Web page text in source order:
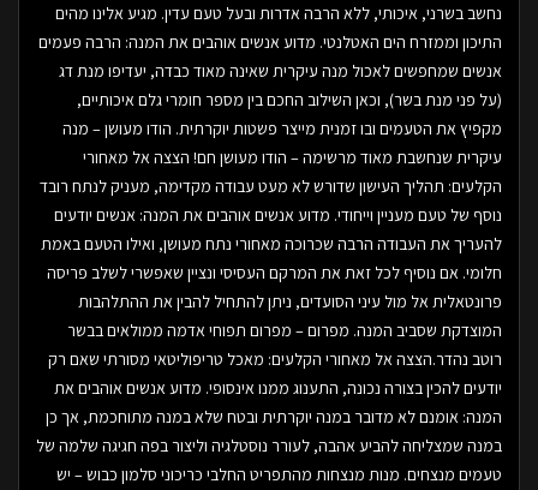
נחשב בשרני, איכותי, ללא הרבה אדרות ובעל טעם עדין. מגיע אלינו מהים
התיכון וממזרח הים האטלנטי. מדוע אנשים אוהבים את המנה: הרבה פעמים
אנשים שמחפשים לאכול מנה עיקרית שאינה מאוד כבדה, יעדיפו מנת דג
(על פני מנת בשר), וכאן השילוב החכם בין מספר חומרי גלם איכותיים,
מקפיץ את הטעמים ובו זמנית מייצר פשטות יוקרתית. הודו מעושן – מנה
עיקרית שנחשבת מאוד מרשימה – הודו מעושן חם! הצצה אל מאחורי
הקלעים: תהליך העישון שדורש לא מעט עבודה מקדימה, מעניק לנתח רובד
נוסף של טעם מעניין וייחודי. מדוע אנשים אוהבים את המנה: אנשים יודעים
להעריך את העבודה הרבה שכרוכה מאחורי נתח מעושן, ואילו הטעם באמת
חלומי. אם נוסיף לכל זאת את המרקם העסיסי ונציין שאפשרי לשלב פריסה
פרונטאלית אל מול עיני הסועדים, ניתן להתחיל להבין את ההתלהבות
המוצדקת שסביב המנה. מפרום – מפרום תפוחי אדמה ממולאים בבשר
רוטב נהדר.הצצה אל מאחורי הקלעים: מאכל טריפוליטאי מסורתי שאם רק
יודעים להכין בצורה נכונה, התענוג ממנו אינסופי. מדוע אנשים אוהבים את
המנה: אומנם לא מדובר במנה יוקרתית ובטח שלא במנה מתוחכמת, אך כן
במנה שמצליחה להביע אהבה, לעורר נוסטלגיה וליצור בפה חגיגה שלמה של
טעמים מנצחים. מנות מנצחות מהתפריט החלבי כריכוני סלמון כבוש – יש